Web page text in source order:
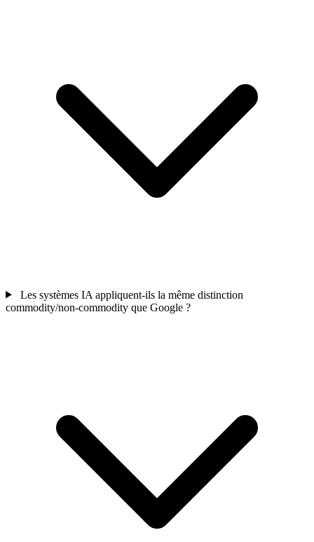
Les systèmes IA appliquent-ils la même distinction
commodity/non-commodity que Google ?